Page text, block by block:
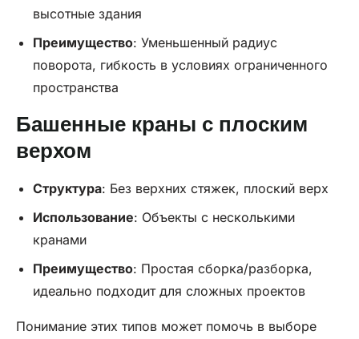
высотные здания
Преимущество: Уменьшенный радиус
поворота, гибкость в условиях ограниченного
пространства
Башенные краны с плоским
верхом
Структура: Без верхних стяжек, плоский верх
Использование: Объекты с несколькими
кранами
Преимущество: Простая сборка/разборка,
идеально подходит для сложных проектов
Понимание этих типов может помочь в выборе